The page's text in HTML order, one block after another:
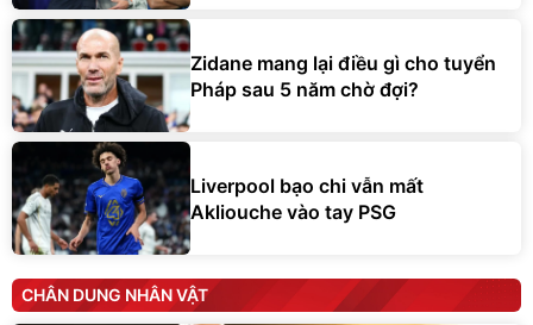
Zidane mang lại điều gì cho tuyển
Pháp sau 5 năm chờ đợi?
Liverpool bạo chi vẫn mất
Akliouche vào tay PSG
CHÂN DUNG NHÂN VẬT